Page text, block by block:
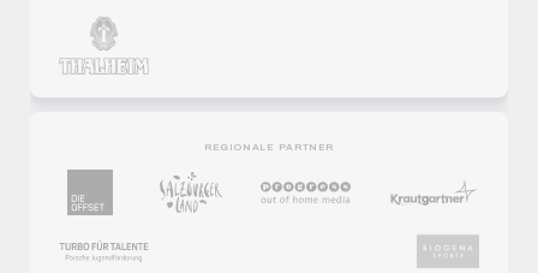
REGIONALE PARTNER